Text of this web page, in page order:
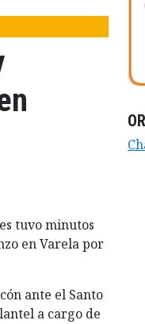
tuvo minutos
en Varela por
ante el Santo
a cargo de